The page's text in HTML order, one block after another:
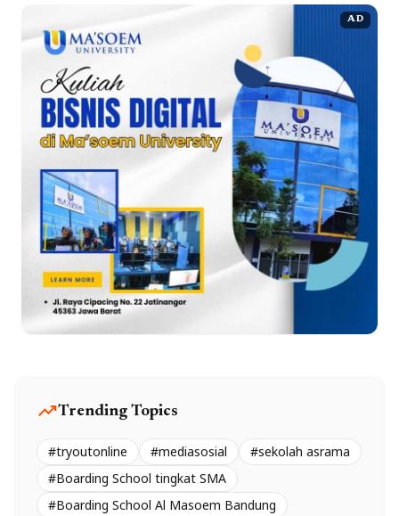
AD
trending_upTrending Topics
#tryoutonline #mediasosial
#sekolah asrama
#Boarding School tingkat SMA
#Boarding School Al Masoem Bandung